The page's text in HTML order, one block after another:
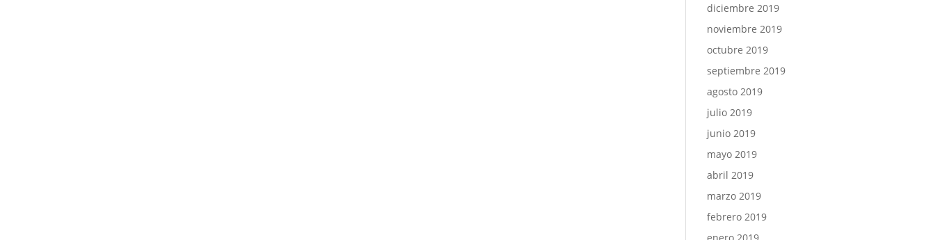
diciembre 2019
noviembre 2019
octubre 2019
septiembre 2019
agosto 2019
julio 2019
junio 2019
mayo 2019
abril 2019
marzo 2019
febrero 2019